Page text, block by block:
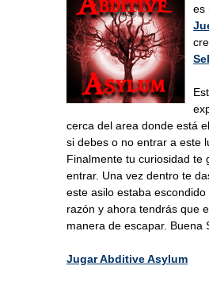
es
cerca del area donde está
si debes o no entrar a este
Finalmente tu curiosidad te
entrar. Una vez dentro te
este asilo estaba
razón y ahora tendrás que
manera de escapar. Buena
Jugar Abditive Asylum